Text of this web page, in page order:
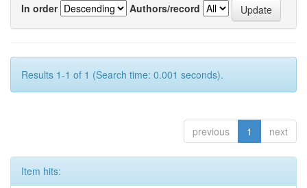
In order
Authors/record
Results 1-1 of 1 (Search time: 0.001 seconds).
previous 1 next
Item hits: